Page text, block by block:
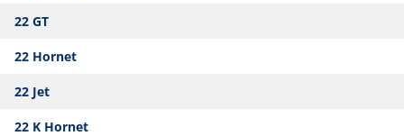
22 GT
22 Hornet
22 Jet
22 K Hornet